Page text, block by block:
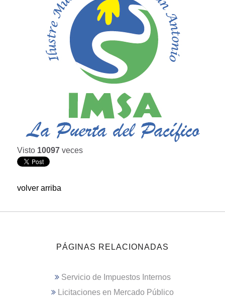
Visto 10097 veces
volver arriba
PÁGINAS RELACIONADAS
Servicio de Impuestos Internos
Licitaciones en Mercado Público